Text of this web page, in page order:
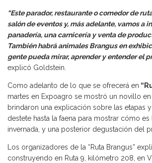
“Este parador, restaurante o comedor de
salón de eventos y, más adelante, vamos a
panadería, una carnicería y venta de
También habrá animales Brangus en
gente pueda mirar, aprender y entender el
explicó Goldstein.
Como adelanto de lo que se ofrecerá en
martes en Expoagro se mostró un novillo
brindaron una explicación sobre las etapas
destete hasta la faena para mostrar cómo es
invernada, y una posterior degustación del
Los organizadores de la “Ruta Brangus”
construyendo en Ruta 9, kilómetro 208, en